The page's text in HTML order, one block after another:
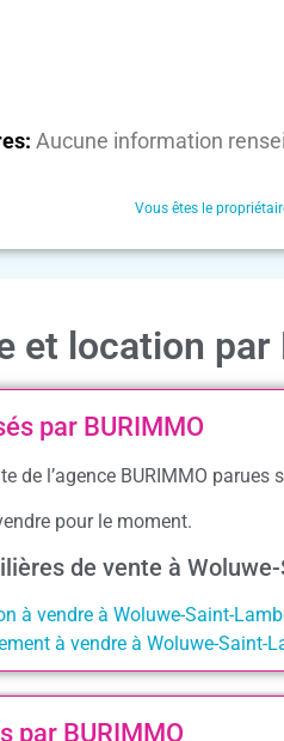
Aucune information
Vous êtes le
et location par
par BURIMMO
de l’agence BURIMMO parues
pour le moment.
de vente à
à vendre à Woluwe-Saint-
à vendre à Woluwe-Saint-
par BURIMMO